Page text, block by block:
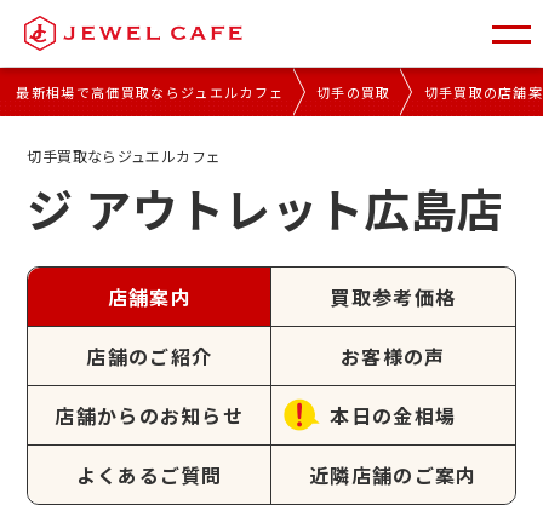
最新相場で高価買取ならジュエルカフェ 切手の買取 切手買取の店舗
切手買取ならジュエルカフェ
ジ アウトレット広島店
店舗案内 買取参考価格
店舗のご紹介 お客様の声
店舗からのお知らせ 本日の金相場
よくあるご質問 近隣店舗のご案内